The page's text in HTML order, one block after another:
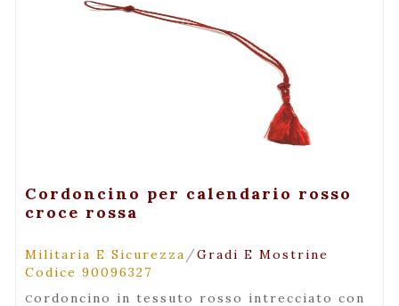
+ Visualizza
Cordoncino per calendario rosso
croce rossa
Militaria E Sicurezza /Gradi E Mostrine
Codice 90096327
cordoncino in tessuto rosso intrecciato con